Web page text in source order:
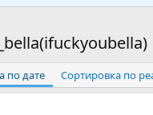
по дате Сортировка по